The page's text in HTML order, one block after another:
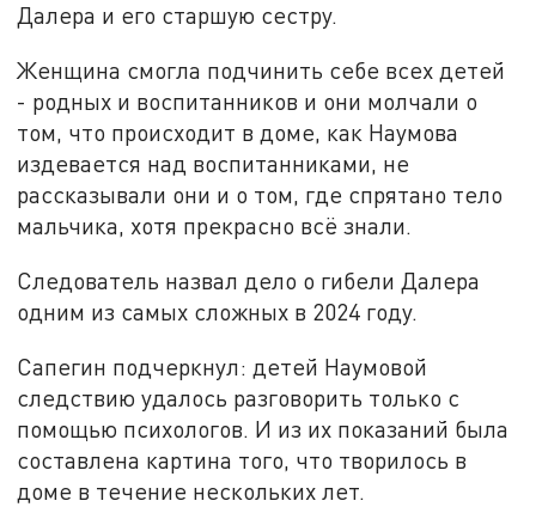
Далера и его старшую сестру.
Женщина смогла подчинить себе всех детей
- родных и воспитанников и они молчали о
том, что происходит в доме, как Наумова
издевается над воспитанниками, не
рассказывали они и о том, где спрятано тело
мальчика, хотя прекрасно всё знали.
Следователь назвал дело о гибели Далера
одним из самых сложных в 2024 году.
Сапегин подчеркнул: детей Наумовой
следствию удалось разговорить только с
помощью психологов. И из их показаний была
составлена картина того, что творилось в
доме в течение нескольких лет.